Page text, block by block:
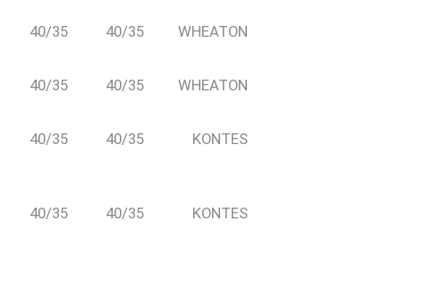
40/35 40/35 WHEATON
40/35 40/35 WHEATON
40/35 40/35 KONTES
40/35 40/35 KONTES
Agrega al carrito